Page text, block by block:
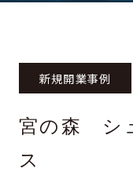
新規開業事例
宮の森 シ
ス